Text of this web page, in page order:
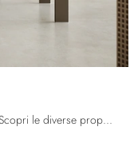
Cerchi Arredo Ufficio dei migliori brand? Scopri le diverse proposte di scrivanie direzionali in vetro, come il modello Go Steel Vetro di Colombini ...